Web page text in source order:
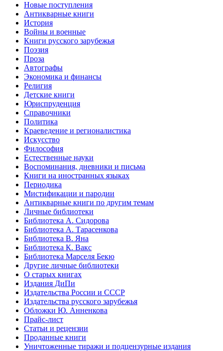
Новые поступления
Антикварные книги
История
Войны и военные
Книги русского зарубежья
Поэзия
Проза
Автографы
Экономика и финансы
Религия
Детские книги
Юриспруденция
Справочники
Политика
Краеведение и регионалистика
Искусство
Философия
Естественные науки
Воспоминания, дневники и письма
Книги на иностранных языках
Периодика
Мистификации и пародии
Антикварные книги по другим темам
Личные библиотеки
Библиотека А. Сидорова
Библиотека А. Тарасенкова
Библиотека В. Яна
Библиотека К. Вакс
Библиотека Марселя Бекю
Другие личные библиотеки
О старых книгах
Издания ДиПи
Издательства России и СССР
Издательства русского зарубежья
Обложки Ю. Анненкова
Прайс-лист
Статьи и рецензии
Проданные книги
Уничтоженные тиражи и подцензурные издания